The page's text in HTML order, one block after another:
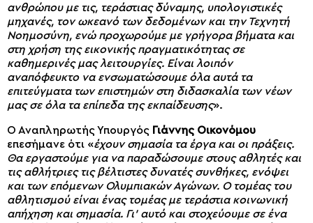
ανθρώπου με τις, τεράστιας δύναμης, υπολογιστικές
μηχανές, τον ωκεανό των δεδομένων και την Τεχνητή
Νοημοσύνη, ενώ προχωρούμε με γρήγορα βήματα και
στη χρήση της εικονικής πραγματικότητας σε
καθημερινές μας λειτουργίες. Είναι λοιπόν
αναπόφευκτο να ενσωματώσουμε όλα αυτά τα
επιτεύγματα των επιστημών στη διδασκαλία των νέων
μας σε όλα τα επίπεδα της εκπαίδευσης».
Ο Αναπληρωτής Υπουργός Γιάννης Οικονόμου
επεσήμανε ότι «έχουν σημασία τα έργα και οι πράξεις.
Θα εργαστούμε για να παραδώσουμε στους αθλητές και
τις αθλήτριες τις βέλτιστες δυνατές συνθήκες, ενόψει
και των επόμενων Ολυμπιακών Αγώνων. Ο τομέας του
αθλητισμού είναι ένας τομέας με τεράστια κοινωνική
απήχηση και σημασία. Γι’ αυτό και στοχεύουμε σε ένα